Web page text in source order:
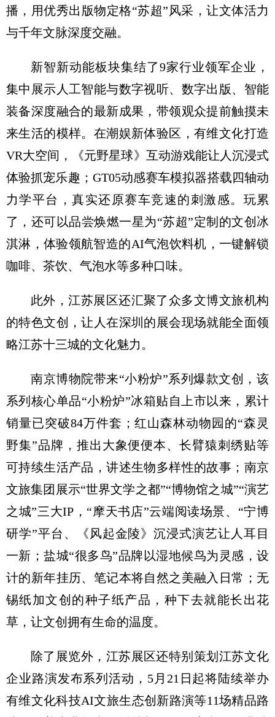
播，用优秀出版物定格“苏超”风采，让文体活力
与千年文脉深度交融。
新智新动能板块集结了9家行业领军企业，
集中展示人工智能与数字视听、数字出版、智能
装备深度融合的最新成果，带领观众提前触摸未
来生活的模样。在潮娱新体验区，有维文化打造
VR大空间，《元野星球》互动游戏能让人沉浸式
体验抓宠乐趣；GT05动感赛车模拟器搭载四轴动
力学平台，真实还原赛车竞速的刺激感。玩累
了，还可以品尝焕燃一星为“苏超”定制的文创冰
淇淋，体验领航智造的AI气泡饮料机，一键解锁
咖啡、茶饮、气泡水等多种口味。
此外，江苏展区还汇聚了众多文博文旅机构
的特色文创，让人在深圳的展会现场就能全面领
略江苏十三城的文化魅力。
南京博物院带来“小粉炉”系列爆款文创，该
系列核心单品“小粉炉”冰箱贴自上市以来，累计
销量已突破84万件套；红山森林动物园的“森灵
野集”品牌，推出大象便便本、长臂猿刺绣贴等
可持续生活产品，讲述生物多样性的故事；南京
文旅集团展示“世界文学之都”“博物馆之城”“演艺
之城”三大IP，“摩天书店”云端阅读场景、“宁博
研学”平台、《风起金陵》沉浸式演艺让人耳目
一新；盐城“很多鸟”品牌以湿地候鸟为灵感，设
计的新年挂历、笔记本将自然之美融入日常；无
锡纸加文创的种子纸产品，种下去就能长出花
草，让文创拥有生命的温度。
除了展览外，江苏展区还特别策划江苏文化
企业路演发布系列活动，5月21日起将陆续举办
有维文化科技AI文旅生态创新路演等11场精品路